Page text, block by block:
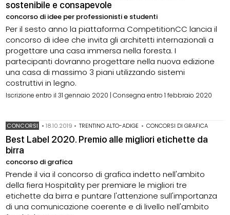
sostenibile e consapevole
concorso di idee per professionisti e studenti
Per il sesto anno la piattaforma CompetitionCC lancia il
concorso di idee che invita gli architetti internazionali a
progettare una casa immersa nella foresta. I
partecipanti dovranno progettare nella nuova edizione
una casa di massimo 3 piani utilizzando sistemi
costruttivi in legno.
Iscrizione entro il 31 gennaio 2020 | Consegna entro 1 febbraio 2020
CONCORSI •18.10.2019 • TRENTINO ALTO-ADIGE • CONCORSI DI GRAFICA
Best Label 2020. Premio alle migliori etichette da
birra
concorso di grafica
Prende il via il concorso di grafica indetto nell'ambito
della fiera Hospitality per premiare le migliori tre
etichette da birra e puntare l'attenzione sull'importanza
di una comunicazione coerente e di livello nell'ambito